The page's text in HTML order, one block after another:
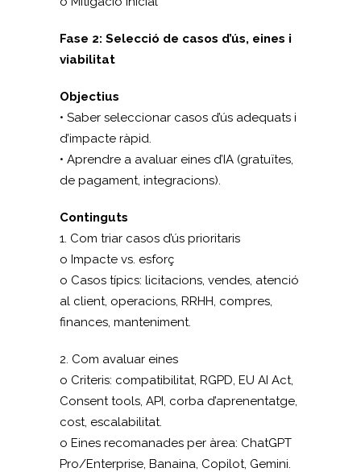
Fase 2: Selecció de casos d’ús, eines i
viabilitat
Objectius
• Saber seleccionar casos d’ús adequats i
d’impacte ràpid.
• Aprendre a avaluar eines d’IA (gratuïtes,
de pagament, integracions).
Continguts
1. Com triar casos d’ús prioritaris
o Impacte vs. esforç
o Casos típics: licitacions, vendes, atenció
al client, operacions, RRHH, compres,
finances, manteniment.
2. Com avaluar eines
o Criteris: compatibilitat, RGPD, EU AI Act,
Consent tools, API, corba d’aprenentatge,
cost, escalabilitat.
o Eines recomanades per àrea: ChatGPT
Pro/Enterprise, Banaina, Copilot, Gemini.